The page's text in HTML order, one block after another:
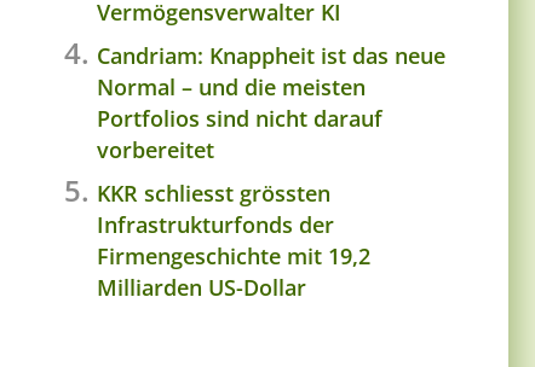
Vermögensverwalter KI
Candriam: Knappheit ist das neue
Normal – und die meisten
Portfolios sind nicht darauf
vorbereitet
KKR schliesst grössten
Infrastrukturfonds der
Firmengeschichte mit 19,2
Milliarden US-Dollar